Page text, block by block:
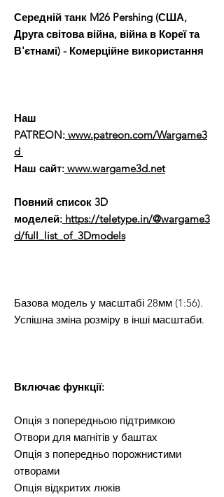
Середній танк M26 Pershing (США,
Друга світова війна, війна в Кореї та
В'єтнамі) - Комерційне використання
Наш
PATREON: www.patreon.com/Wargame3
d
Наш сайт: www.wargame3d.net
Повний список 3D
моделей: https://teletype.in/@wargame3
d/full_list_of_3Dmodels
Базова модель у масштабі 28мм (1:56).
Успішна зміна розміру в інші масштаби.
Включає функції:
Опція з попередньою підтримкою
Отвори для магнітів у баштах
Опція з попередньо порожнистими
отворами
Опція відкритих люків